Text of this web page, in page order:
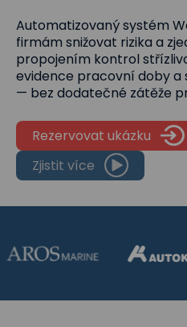
Automatizovaný systém
firmám snižovat rizika a
propojením kontrol
evidence pracovní doby a
— bez dodatečné zátěže
Rezervovat ukázku
Zjistit více